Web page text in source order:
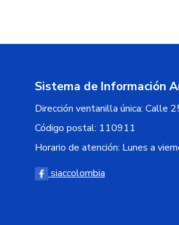
Sistema de Información
Dirección ventanilla única: Calle
Código postal: 110911
Horario de atención: Lunes a
siaccolombia